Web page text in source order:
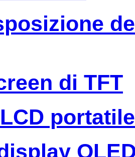
di TFT
portatile